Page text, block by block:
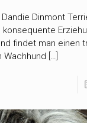
Dinmont
konsequente
findet man einen
[…]